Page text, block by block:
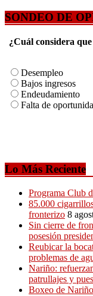
SONDEO DE
¿Cuál considera
Desempleo
Bajos ingresos
Endeudamiento
Falta de
Lo Más Reciente
Programa Club
85.000
fronterizo 8
Sin cierre de
posesión
Reubicar la
problemas de
Nariño:
patrullajes y
Boxeo de